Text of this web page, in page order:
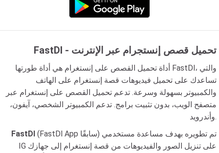
FastDl - تحميل قصص إنستجرام عبر الإنترنت
أداة تحميل القصص على إنستغرام هي أداة طورتها FastDl، والتي
تساعدك على تحميل فيديوهات قصة إنستغرام على الهاتف
والكمبيوتر بسهولة وسرعة. تدعم تحميل القصص على إنستغرام عبر
متصفح الويب، بدون تثبيت برامج. تدعم الكمبيوتر الشخصي، آيفون،
وأندرويد.
FastDl (FastDl App سابقًا) تم تطويره بهدف مساعدة مستخدمي
IG على تنزيل الصور والفيديوهات من قصة إنستغرام إلى جهازك